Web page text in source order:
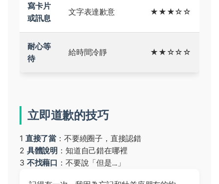
寫卡片
或訊息
文字表達歉意 ★★★☆☆
耐心等
待
給時間冷靜 ★★☆☆☆
立即道歉的技巧
1 直接了當 ：不要繞圈子，直接認錯
2 具體說明 ：知道自己錯在哪裡
3 不找藉口 ：不要說「但是...」